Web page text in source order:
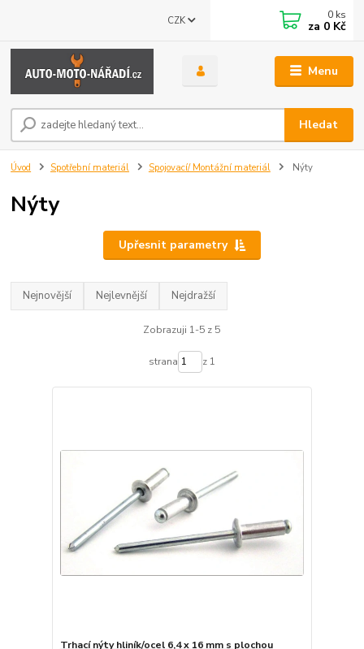
Menu
CZK
Hledat
0 ks
za 0 Kč
Úvod Spotřební materiál Spojovací/ Montážní materiál Nýty
Nýty
Upřesnit parametry
Nejnovější Nejlevnější Nejdražší
Zobrazuji 1-5 z 5
strana z 1
Trhací nýty hliník/ocel 6,4 x 16 mm s plochou